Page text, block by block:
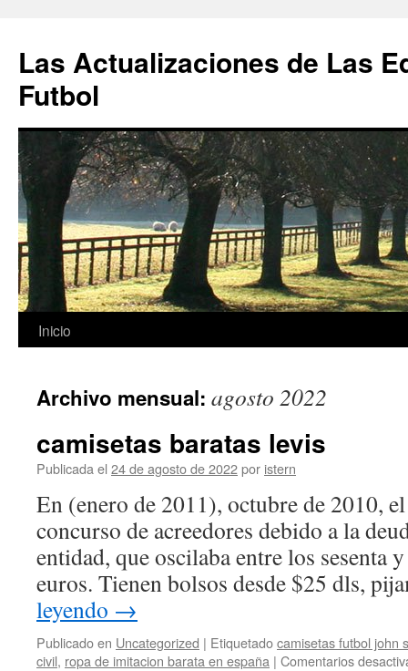
Las Actualizaciones de Las
Futbol
Saltar
contenido
Inicio
Archivo mensual: agosto 2022
camisetas baratas levis
Publicada el 24 de agosto de 2022por istern
En (enero de 2011), octubre de 2010,
concurso de acreedores debido a la
entidad, que oscilaba entre los sesenta
euros. Tienen bolsos desde $25 dls,
leyendo →
Publicado en Uncategorized | Etiquetadocamisetas futbol john
civil, ropa de imitacion barata en españa | Comentarios